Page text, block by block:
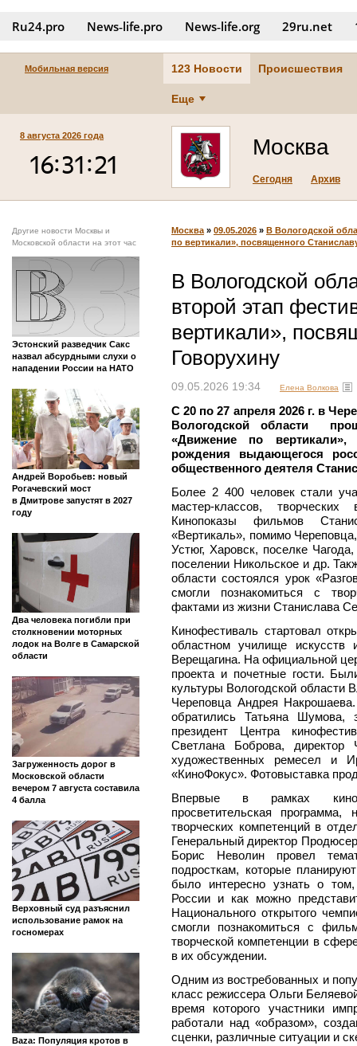
Ru24.pro News‑life.pro News‑life.org 29ru.net
Мобильная версия 123 Новости Происшествия
Еще
8 августа 2026 года Москва
Сегодня Архив
Другие новости Москвы и
Московской области на этот час
Эстонский разведчик Сакс
назвал абсурдными слухи о
нападении России на НАТО
Андрей Воробьев: новый
Рогачевский мост
в Дмитрове запустят в 2027
году
Два человека погибли при
столкновении моторных
лодок на Волге в Самарской
области
Загруженность дорог в
Московской области
вечером 7 августа составила
4 балла
Верховный суд разъяснил
использование рамок на
госномерах
Baza: Популяция кротов в
Москва » 09.05.2026 » В Вологодской
по вертикали», посвященного
В Вологодской
второй этап
вертикали»,
Говорухину
09.05.2026 19:34 Елена Волкова
С 20 по 27 апреля 2026 г. в
Вологодской области
«Движение по
рождения выдающегося
общественного деятеля
Более 2 400 человек стали
мастер-классов,
Кинопоказы фильмов
«Вертикаль», помимо
Устюг, Харовск, поселке
поселении Никольское и др.
области состоялся урок
смогли познакомиться с
фактами из жизни Станислава
Кинофестиваль стартовал
областном училище
Верещагина. На официальной
проекта и почетные гости.
культуры Вологодской области
Череповца Андрея
обратились Татьяна Шумова,
президент Центра
Светлана Боброва, директор
художественных ремесел и
«КиноФокус». Фотовыставка
Впервые в рамках
просветительская
творческих компетенций в
Генеральный директор
Борис Неволин
провел
подросткам, которые
было интересно узнать о
России и как можно
Национального открытого
смогли познакомиться с
творческой компетенции в
в их обсуждении.
Одним из востребованных и
класс режиссера Ольги
время которого участники
работали над «образом»,
сценки, различные ситуации и